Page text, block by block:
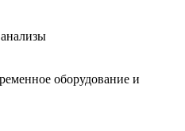
оборудование и